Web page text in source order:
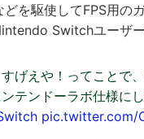
を駆使してFPS用の
Switchユーザ
げえや！ってことで
テンドーラボ仕様に
pic.twitter.com/